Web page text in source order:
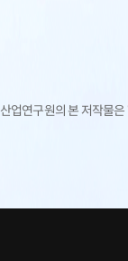
산업연구원의 본 저작물은